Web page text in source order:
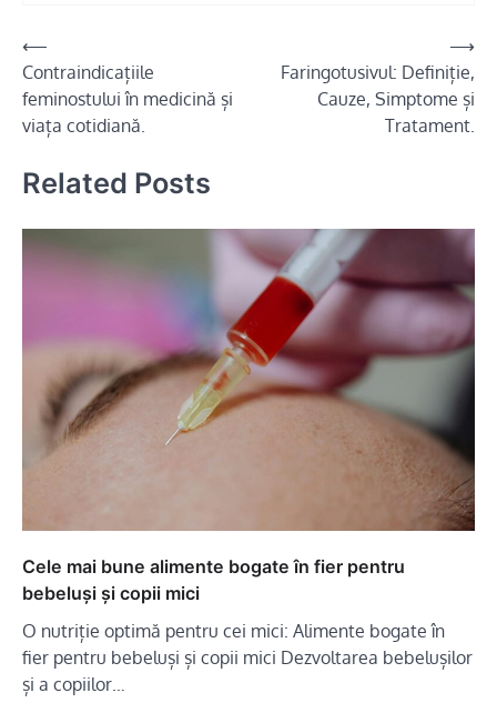
Navigare
în
articole
⟵
Contraindicațiile
feminostului în medicină și
viața cotidiană.
Faringotusivul: Definiție,
Cauze, Simptome și
Tratament.
⟶
Related Posts
Cele mai bune alimente bogate în fier pentru
bebeluși și copii mici
O nutriție optimă pentru cei mici: Alimente bogate în
fier pentru bebeluși și copii mici Dezvoltarea bebelușilor
și a copiilor…